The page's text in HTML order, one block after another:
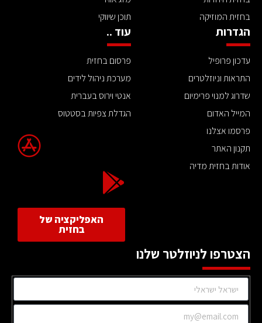
בחזית המוזיקה
תוכן שיווקי
הגדרות
עדכון פרופיל
התראות וניוזלטרים
שדרוג למנוי פרימיום
המייל האדום
פרסמו אצלנו
תקנון האתר
אודות בחזית מדיה
עוד ..
פרסום בחזית
מערכת ניהול לידים
אנטי וירוס בעברית
הגדלת צפיות בסטטוס
האפליקציה של
בחזית
הצטרפו לניוזלטר שלנו